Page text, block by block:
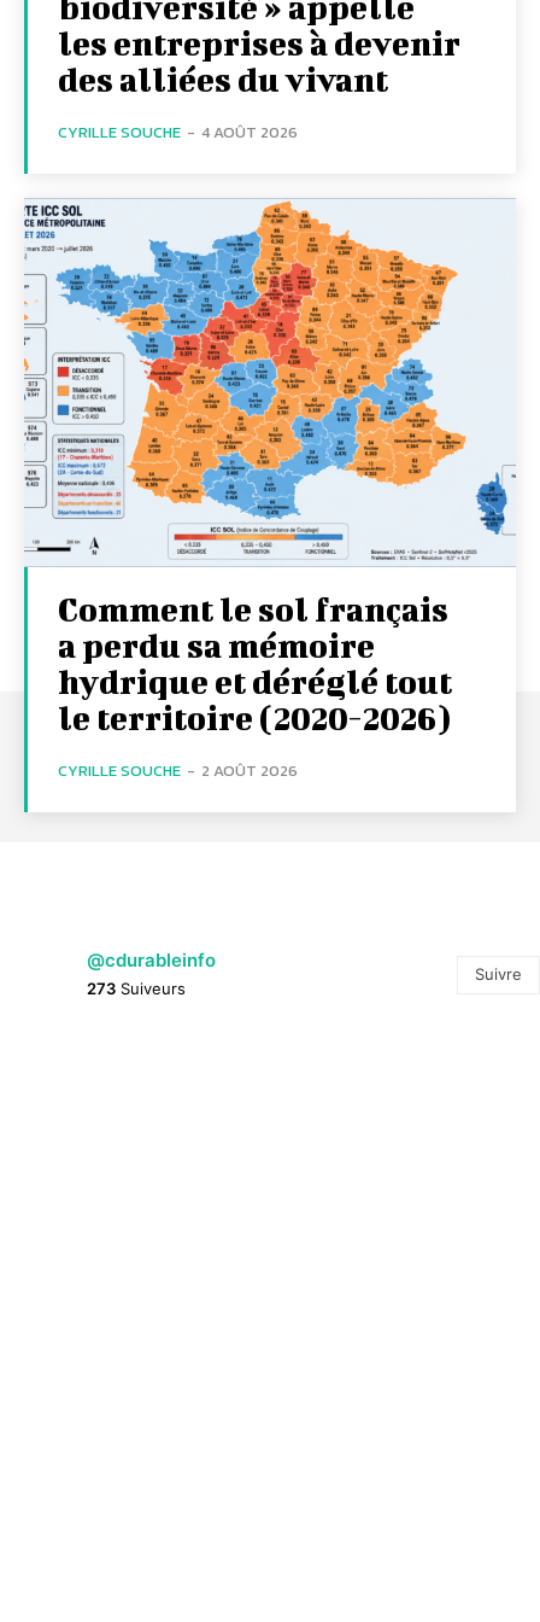
les entreprises à devenir
des alliées du vivant
CYRILLE SOUCHE - 4 AOÛT 2026
Comment le sol français
a perdu sa mémoire
hydrique et déréglé tout
le territoire (2020-2026)
CYRILLE SOUCHE - 2 AOÛT 2026
@cdurableinfo
273 Suiveurs
Suivre